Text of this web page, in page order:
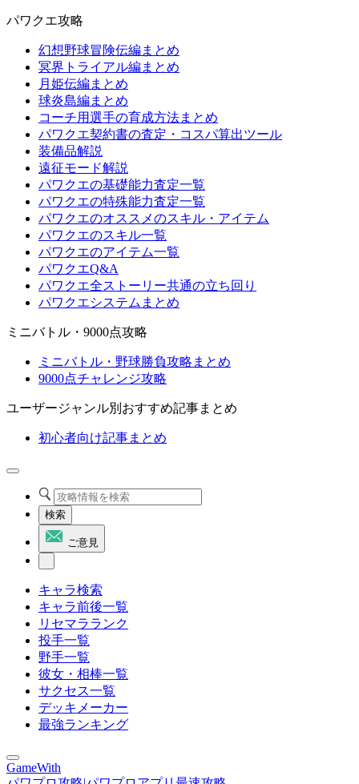
パワクエ攻略
幻想野球冒険伝編まとめ
冥界トライアル編まとめ
月姫伝編まとめ
球炎島編まとめ
コーチ用選手の育成方法まとめ
パワクエ契約書の査定・コスパ算出ツール
装備品解説
遠征モード解説
パワクエの基礎能力査定一覧
パワクエの特殊能力査定一覧
パワクエのオススメのスキル・アイテム
パワクエのスキル一覧
パワクエのアイテム一覧
パワクエQ&A
パワクエ全ストーリー共通の立ち回り
パワクエシステムまとめ
ミニバトル・9000点攻略
ミニバトル・野球勝負攻略まとめ
9000点チャレンジ攻略
ユーザージャンル別おすすめ記事まとめ
初心者向け記事まとめ
検索
ご意見
キャラ検索
キャラ前後一覧
リセマラランク
投手一覧
野手一覧
彼女・相棒一覧
サクセス一覧
デッキメーカー
最強ランキング
GameWith